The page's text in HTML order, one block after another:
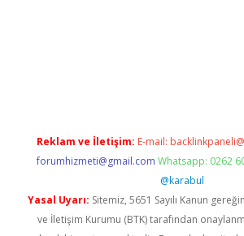
Reklam ve İletişim: E-mail:
forumhizmeti@gmail.com Whatsapp: 0262
@karabul
Yasal Uyarı: Sitemiz, 5651 Sayılı Kanun
ve İletişim Kurumu (BTK) tarafından